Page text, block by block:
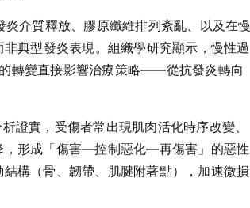
介質釋放、膠原纖維排列紊亂、以及在慢
典型發炎表現。組織學研究顯示，慢性過
轉變直接影響治療策略——從抗發炎轉向
實，受傷者常出現肌肉活化時序改變、
，形成「傷害—控制惡化—再傷害」的惡性
構（骨、韌帶、肌腱附著點），加速微損